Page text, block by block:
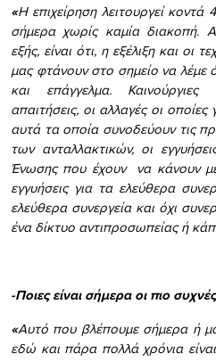
«Η επιχείρηση λειτουργεί
σήμερα χωρίς καμία διακοπή.
εξής, είναι ότι, η εξέλιξη και οι
μας φτάνουν στο σημείο να λέμε
και επάγγελμα. Καινούργιες
απαιτήσεις, οι αλλαγές οι
αυτά τα οποία συνοδεύουν τις
των ανταλλακτικών, οι
Ένωσης που έχουν να κάνουν
εγγυήσεις για τα ελεύθερα
ελεύθερα συνεργεία και όχι
ένα δίκτυο αντιπροσωπείας ή
-Ποιες είναι σήμερα οι πιο
«Αυτό που βλέπουμε σήμερα ή
εδώ και πάρα πολλά χρόνια